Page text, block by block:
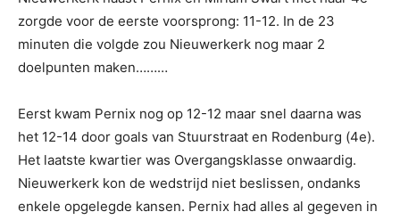
zorgde voor de eerste voorsprong: 11-12. In de 23
minuten die volgde zou Nieuwerkerk nog maar 2
doelpunten maken………
Eerst kwam Pernix nog op 12-12 maar snel daarna was
het 12-14 door goals van Stuurstraat en Rodenburg (4e).
Het laatste kwartier was Overgangsklasse onwaardig.
Nieuwerkerk kon de wedstrijd niet beslissen, ondanks
enkele opgelegde kansen. Pernix had alles al gegeven in